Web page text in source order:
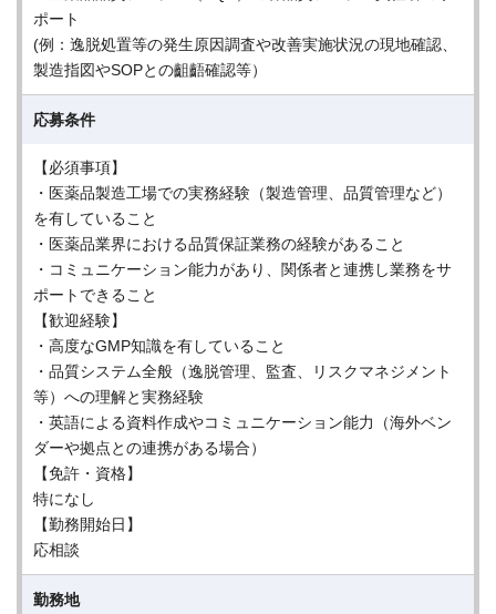
ポート
(例：逸脱処置等の発生原因調査や改善実施状況の現地確認、
製造指図やSOPとの齟齬確認等）
応募条件
【必須事項】
・医薬品製造工場での実務経験（製造管理、品質管理など）
を有していること
・医薬品業界における品質保証業務の経験があること
・コミュニケーション能力があり、関係者と連携し業務をサ
ポートできること
【歓迎経験】
・高度なGMP知識を有していること
・品質システム全般（逸脱管理、監査、リスクマネジメント
等）への理解と実務経験
・英語による資料作成やコミュニケーション能力（海外ベン
ダーや拠点との連携がある場合）
【免許・資格】
特になし
【勤務開始日】
応相談
勤務地